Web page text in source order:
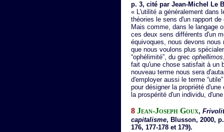
p. 3, cité par Jean-Michel Le
« L'utilité a généralement dans
théories le sens d'un rapport
Mais comme, dans le langage
ces deux sens différents d'un
équivoques, nous devons nous
que nous voulons plus
“ophélimité”, du grec ophellimos
fait qu'une chose satisfait à un
nouveau terme nous sera
d'employer aussi le terme
pour désigner la propriété
la prospérité d'un individu,
8 Jean-Joseph Goux,
capitalisme, Blusson, 2000,
176, 177-178 et 179).